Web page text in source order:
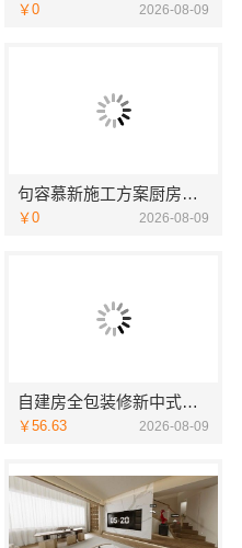
￥0 2026-08-09
句容慕新施工方案厨房施工流程-慕新不锈钢
￥0 2026-08-09
自建房全包装修新中式，中蓝建投（北京）建设有限公司武功分公司精工打造
￥56.63 2026-08-09